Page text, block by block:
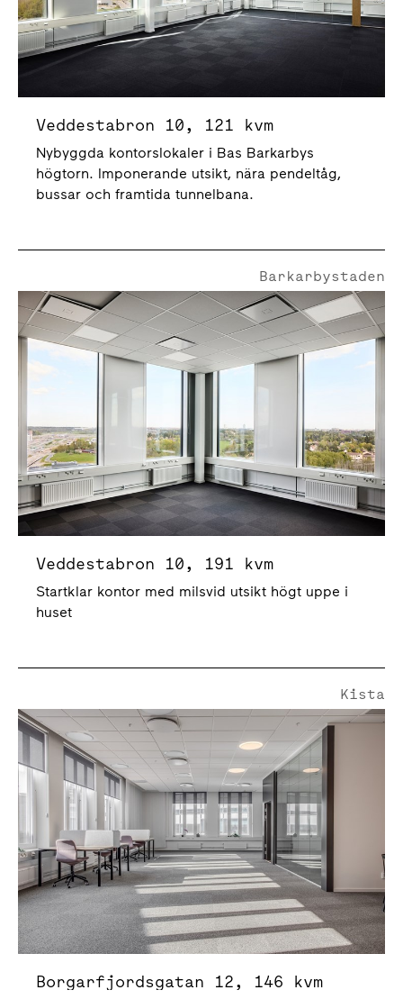
Veddestabron 10, 121 kvm
Nybyggda kontorslokaler i Bas Barkarbys
högtorn. Imponerande utsikt, nära pendeltåg,
bussar och framtida tunnelbana.
Veddestabron 10
Barkarbystaden
Veddestabron 10, 191 kvm
Startklar kontor med milsvid utsikt högt uppe i
huset
Borgarfjordsgatan 12
Kista
Borgarfjordsgatan 12, 146 kvm